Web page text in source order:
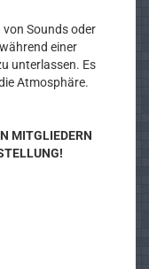
von Sounds oder
einer
unterlassen. Es
Atmosphäre.
MITGLIEDERN